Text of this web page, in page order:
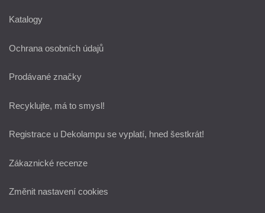
Katalogy
Ochrana osobních údajů
Prodávané značky
Recyklujte, má to smysl!
Registrace u Dekolampu se vyplatí, hned šestkrát!
Zákaznické recenze
Změnit nastavení cookies